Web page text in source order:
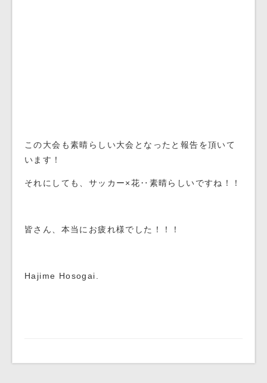
この大会も素晴らしい大会となったと報告を頂いて
います！
それにしても、サッカー×花‥素晴らしいですね！！
皆さん、本当にお疲れ様でした！！！
Hajime Hosogai.